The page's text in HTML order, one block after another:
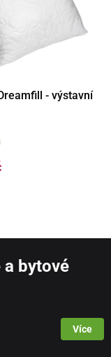
- výstavní
a bytové
Více